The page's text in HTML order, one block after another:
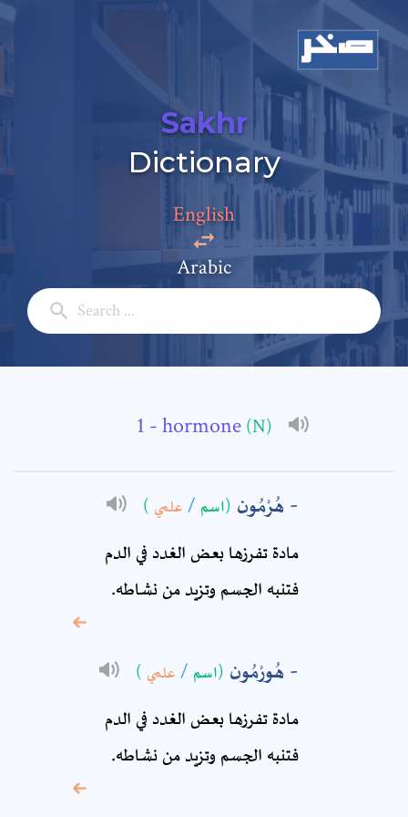
Sakhr
Dictionary
English
Arabic
- hormone (N)
هُرْمُون (اسم / علمي )
مادة تفرزها بعض الغدد في الدم
فتنبه الجسم وتزيد من نشاطه.
هُورْمُون (اسم / علمي )
مادة تفرزها بعض الغدد في الدم
فتنبه الجسم‏ وتزيد من نشاطه.
Add a comment
Email: *
Full Name: *
Subject: *
Comment: *
* sign, it means are
required fields